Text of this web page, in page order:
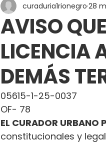
AVISO
LICENCIA
DEMÁS
curaduria1rionegro 28
05615-1-25-0037
OF- 78
EL CURADOR URBANO
constitucionales y